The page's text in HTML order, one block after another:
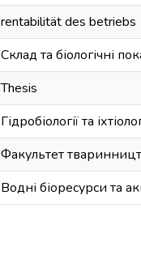
rentabilität des betriebs
Склад та біологічні
Thesis
Гідробіології та
Факультет
Водні біоресурси та